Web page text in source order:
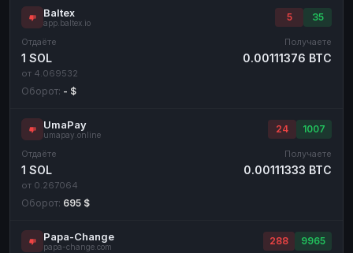
Baltex
app.baltex.io
5 35
Отдаёте
1 SOL
от 4.069532
Получаете
0.00111376 BTC
Оборот: - $
UmaPay
umapay.online
24 1007
Отдаёте
1 SOL
от 0.267064
Получаете
0.00111333 BTC
Оборот: 695 $
Papa-Change
papa-change.com
288 9965